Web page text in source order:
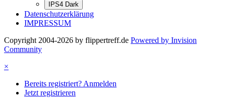
IPS4 Dark
Datenschutzerklärung
IMPRESSUM
Copyright 2004-2026 by flippertreff.de Powered by Invision
Community
×
Bereits registriert? Anmelden
Jetzt registrieren